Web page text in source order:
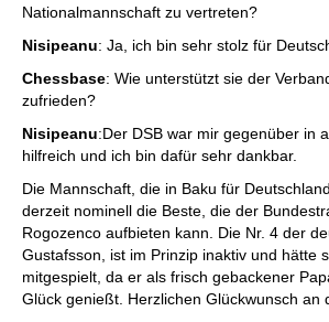
Nationalmannschaft zu vertreten?
Nisipeanu: Ja, ich bin sehr stolz für
Chessbase: Wie unterstützt sie der
zufrieden?
Nisipeanu:Der DSB war mir gegenüber in
hilfreich und ich bin dafür sehr dankbar.
Die Mannschaft, die in Baku für
derzeit nominell die Beste, die der
Rogozenco aufbieten kann. Die Nr. 4 der
Gustafsson, ist im Prinzip inaktiv und hätte
mitgespielt, da er als frisch gebackener
Glück genießt. Herzlichen Glückwunsch an